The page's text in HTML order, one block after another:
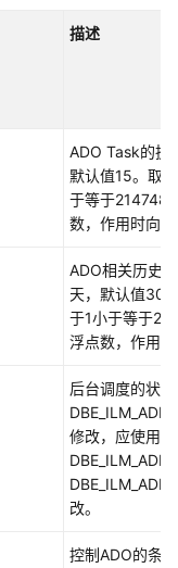
描述
ADO Task的执
默认值15。取
于等于
数，作用时向
ADO相关历史
天，默认值30
于1小于等于
浮点数，作用
后台调度的状
修改，应使用
改。
控制ADO的条